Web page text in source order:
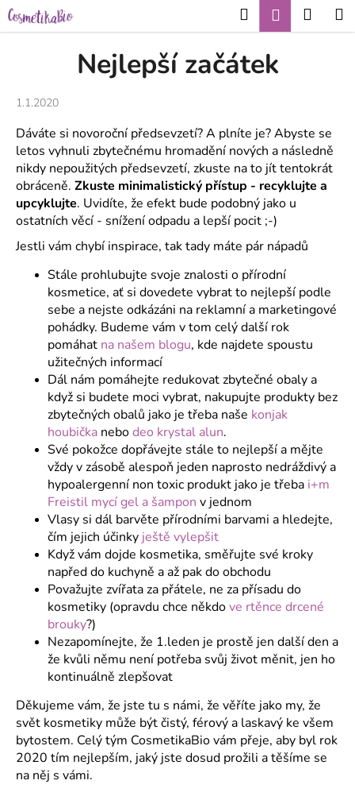
Přejít
na
obsah
HledatPřihlášení
Nejlepší začátek
1.1.2020
Dáváte si novoroční předsevzetí? A plníte je? Abyste se
letos vyhnuli zbytečnému hromadění nových a následně
nikdy nepoužitých předsevzetí, zkuste na to jít tentokrát
obráceně. Zkuste minimalistický přístup - recyklujte a
upcyklujte. Uvidíte, že efekt bude podobný jako u
ostatních věcí - snížení odpadu a lepší pocit ;-)
Jestli vám chybí inspirace, tak tady máte pár nápadů
Stále prohlubujte svoje znalosti o přírodní
kosmetice, ať si dovedete vybrat to nejlepší podle
sebe a nejste odkázáni na reklamní a marketingové
pohádky. Budeme vám v tom celý další rok
pomáhat na našem blogu, kde najdete spoustu
užitečných informací
Dál nám pomáhejte redukovat zbytečné obaly a
když si budete moci vybrat, nakupujte produkty bez
zbytečných obalů jako je třeba naše konjak
houbička nebodeo krystal alun.
Své pokožce dopřávejte stále to nejlepší a mějte
vždy v zásobě alespoň jeden naprosto nedráždivý a
hypoalergenní non toxic produkt jako je třeba i+m
Freistil mycí gel a šampon v jednom
Vlasy si dál barvěte přírodními barvami a hledejte,
čím jejich účinky ještě vylepšit
Když vám dojde kosmetika, směřujte své kroky
napřed do kuchyně a až pak do obchodu
Považujte zvířata za přátele, ne za přísadu do
kosmetiky (opravdu chce někdove rtěnce drcené
brouky?)
Nezapomínejte, že 1.leden je prostě jen další den a
že kvůli němu není potřeba svůj život měnit, jen ho
kontinuálně zlepšovat
Děkujeme vám, že jste tu s námi, že věříte jako my, že
svět kosmetiky může být čistý, férový a laskavý ke všem
bytostem. Celý tým CosmetikaBio vám přeje, aby byl rok
2020 tím nejlepším, jaký jste dosud prožili a těšíme se
na něj s vámi.
K
o
o
p
o
t
ř
e
b
u
HLEDAT
u
č
u
j
e
m